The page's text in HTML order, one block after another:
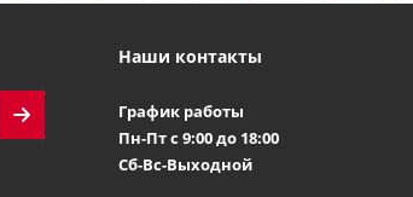
Наши контакты
График работы
Пн-Пт с 9:00 до 18:00
Сб-Вс-Выходной